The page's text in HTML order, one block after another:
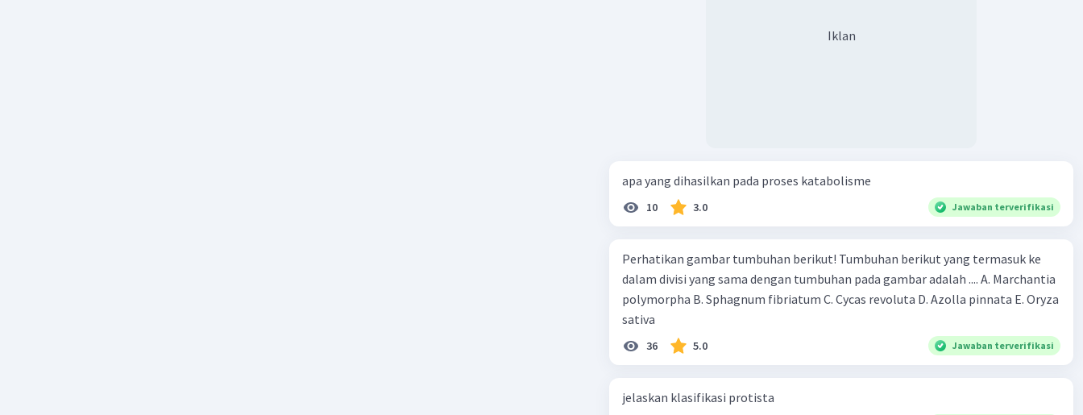
Iklan
apa yang dihasilkan pada proses katabolisme
10 3.0 Jawaban terverifikasi
Perhatikan gambar tumbuhan berikut! Tumbuhan berikut yang termasuk ke
dalam divisi yang sama dengan tumbuhan pada gambar adalah .... A. Marchantia
polymorpha B. Sphagnum fibriatum C. Cycas revoluta D. Azolla pinnata E. Oryza
sativa
36 5.0 Jawaban terverifikasi
jelaskan klasifikasi protista